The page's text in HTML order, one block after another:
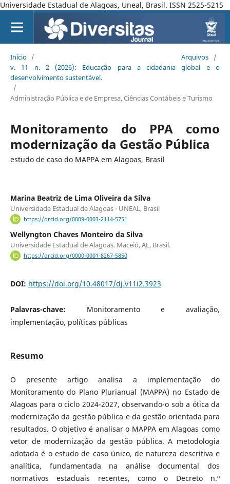
Universidade Estadual de Alagoas, Uneal, Brasil. ISSN 2525-5215
Início / Arquivos
/
v. 11 n. 2 (2026): Educação para a cidadania global e o
desenvolvimento sustentável.
/
Administração Pública e de Empresa, Ciências Contábeis e Turismo
Monitoramento do PPA como
modernização da Gestão Pública
estudo de caso do MAPPA em Alagoas, Brasil
Marina Beatriz de Lima Oliveira da Silva
Universidade Estadual de Alagoas - UNEAL, Brasil
https://orcid.org/0009-0003-2114-5751
Wellyngton Chaves Monteiro da Silva
Universidade Estadual de Alagoas. Maceió, AL, Brasil.
https://orcid.org/0000-0001-8267-5850
DOI: https://doi.org/10.48017/dj.v11i2.3923
Palavras-chave: Monitoramento e avaliação,
implementação, políticas públicas
Resumo
O presente artigo analisa a implementação do
Monitoramento do Plano Plurianual (MAPPA) no Estado de
Alagoas para o ciclo 2024-2027, observando-o sob a ótica da
modernização da gestão pública e da gestão orientada para
resultados. O objetivo é analisar o MAPPA em Alagoas como
vetor de modernização da gestão pública. A metodologia
adotada é o estudo de caso único, de natureza descritiva e
analítica, fundamentada na análise documental dos
normativos estaduais recentes, como o Decreto n.º